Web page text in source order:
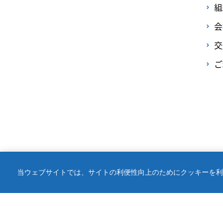
当ウェブサイトでは、サイトの利便性向上のためにクッキーを